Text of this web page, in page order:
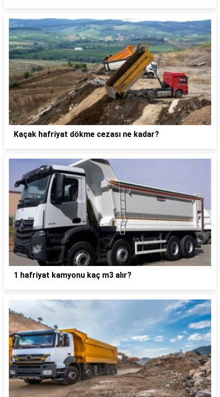
Kaçak hafriyat dökme cezası ne kadar?
1 hafriyat kamyonu kaç m3 alır?